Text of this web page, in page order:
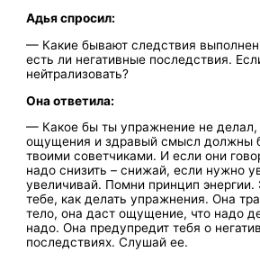
Адья спросил:
— Какие бывают следствия
есть ли негативные последствия.
нейтрализовать?
Она ответила:
— Какое бы ты упражнение не делал,
ощущения и здравый смысл должны
твоими советчиками. И если они
надо снизить – снижай, если нужно
увеличивай. Помни принцип энергии.
тебе, как делать упражнения. Она
тело, она даст ощущение, что надо
надо. Она предупредит тебя о
последствиях. Слушай ее.